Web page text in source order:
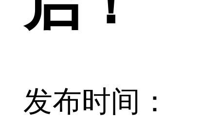
发布时间：